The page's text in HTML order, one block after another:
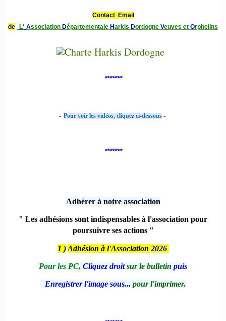
Contact Email
de
L' Association Départementale Harkis Dordogne Veuves et Orphelins
*******
- Pour voir les vidéos, cliquez ci-dessous -
*******
Adhérer à notre association
" Les adhésions sont indispensables à l'association pour
poursuivre ses actions "
1 ) Adhésion à l'Association 2026
Pour les PC, Cliquez droitsur le bulletin puis
Enregistrer l'image sous... pour l'imprimer.